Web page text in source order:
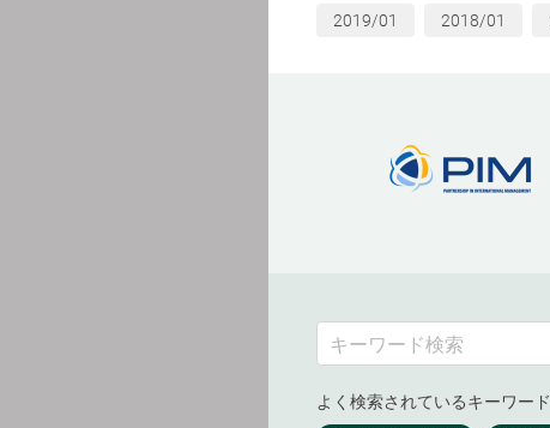
2019/01 2018/01
よく検索されているキーワード